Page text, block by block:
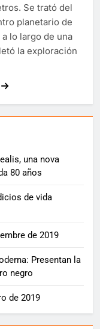
Se trató del
planetario de
lo largo de una
la exploración
una nova
80 años
de vida
de 2019
Presentan la
negro
de 2019